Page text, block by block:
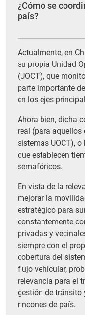
¿Cómo se
país?
Actualmente, en
su propia Unidad
(UOCT), que
parte importante
en los ejes
Ahora bien, dicha
real (para aquellos
sistemas UOCT),
que establecen
semafóricos.
En vista de la
mejorar la
estratégico para
constantemente
privadas y
siempre con el
cobertura del
flujo vehicular,
relevancia para el
gestión de tránsito
rincones de país.